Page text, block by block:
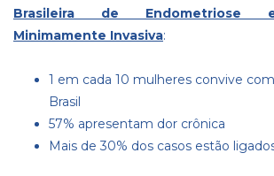
Brasileira de Endometriose
Minimamente Invasiva:
1 em cada 10 mulheres convive
Brasil
57% apresentam dor crônica
Mais de 30% dos casos estão